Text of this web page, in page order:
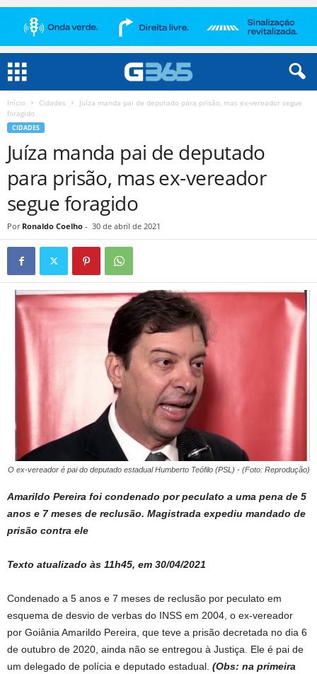
Início Cidades
Juíza manda pai de deputado para prisão, mas ex-vereador segue
foragido
CIDADES
Juíza manda pai de deputado
para prisão, mas ex-vereador
segue foragido
Por Ronaldo Coelho - 30 de abril de 2021
O ex-vereador é pai do deputado estadual Humberto Teófilo (PSL) - (Foto: Reprodução)
Amarildo Pereira foi condenado por peculato a uma pena de 5
anos e 7 meses de reclusão. Magistrada expediu mandado de
prisão contra ele
Texto atualizado às 11h45, em 30/04/2021
Condenado a 5 anos e 7 meses de reclusão por peculato em
esquema de desvio de verbas do INSS em 2004, o ex-vereador
por Goiânia Amarildo Pereira, que teve a prisão decretada no dia 6
de outubro de 2020, ainda não se entregou à Justiça. Ele é pai de
um delegado de polícia e deputado estadual. (Obs: na primeira